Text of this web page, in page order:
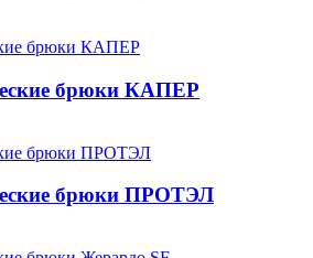
брюки КАПЕР
брюки ПРОТЭЛ